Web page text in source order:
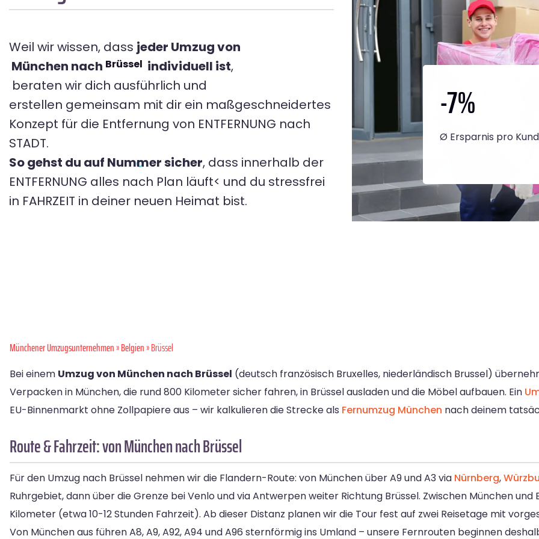
Weil wir wissen, dass jeder Umzug von
München nach Brüssel individuell ist,
beraten wir dich ausführlich und
erstellen gemeinsam mit dir ein maßgeschneidertes
Konzept für die Entfernung von ENTFERNUNG nach
STADT.
So gehst du auf Nummer sicher, dass innerhalb der
ENTFERNUNG alles nach Plan läuft< und du stressfrei
in FAHRZEIT in deiner neuen Heimat bist.
-7%
Ø Ersparnis pro
Münchener Umzugsunternehmen»Belgien» Brüssel
Bei einem Umzug von München nach Brüssel (deutsch französisch Bruxelles, niederländisch Brussel)
Verpacken in München, die rund 800 Kilometer sicher fahren, in Brüssel ausladen und die Möbel aufbauen. Ein
EU-Binnenmarkt ohne Zollpapiere aus – wir kalkulieren die Strecke als Fernumzug München nach deinem
Route & Fahrzeit: von München nach Brüssel
Für den Umzug nach Brüssel nehmen wir die Flandern-Route: von München über A9 und A3 via Nürnberg,
Ruhrgebiet, dann über die Grenze bei Venlo und via Antwerpen weiter Richtung Brüssel. Zwischen München und
Kilometer (etwa 10-12 Stunden Fahrzeit). Ab dieser Distanz planen wir die Tour fest auf zwei Reisetage mit
Von München aus führen A8, A9, A92, A94 und A96 sternförmig ins Umland – unsere Fernrouten beginnen